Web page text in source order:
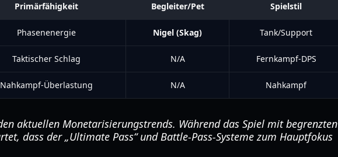
Primärfähigkeit Begleiter/Pet Spielstil
Phasenenergie Nigel (Skag) Tank/Support
Taktischer Schlag N/A Fernkampf-DPS
Nahkampf-Überlastung N/A Nahkampf
aktuellen Monetarisierungstrends. Während das Spiel mit begrenzten
dass der „Ultimate Pass“ und Battle-Pass-Systeme zum Hauptfokus